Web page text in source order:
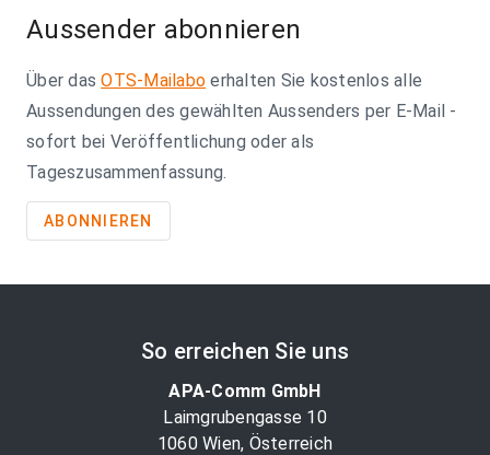
Aussender abonnieren
Über dasOTS-Mailabo erhalten Sie kostenlos alle
Aussendungen des gewählten Aussenders per E-Mail -
sofort bei Veröffentlichung oder als
Tageszusammenfassung.
ABONNIEREN
So erreichen Sie uns
APA-Comm GmbH
Laimgrubengasse 10
1060 Wien, Österreich